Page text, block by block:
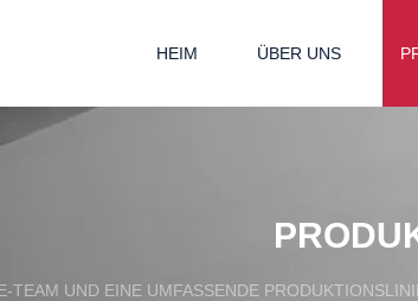
HEIM ÜBER UNS
TEAM UND EINE UMFASSENDE